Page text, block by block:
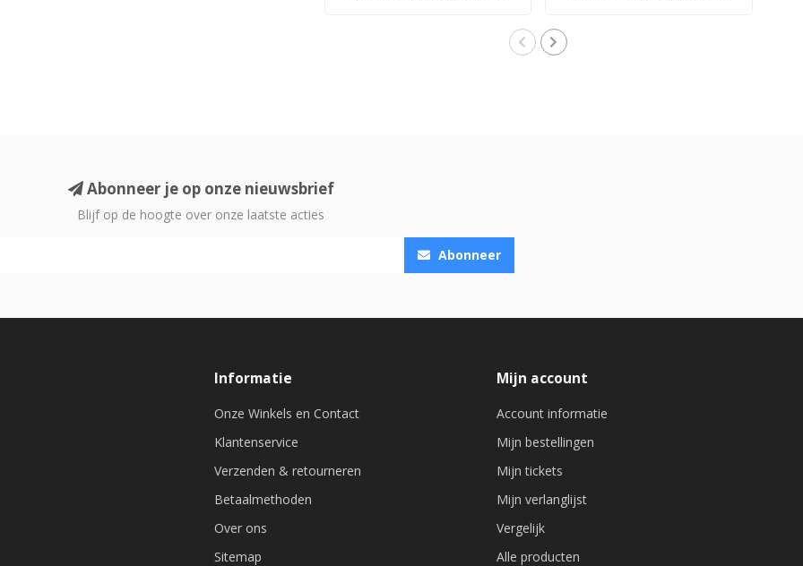
Abonneer je op onze nieuwsbrief
Blijf op de hoogte over onze laatste acties
Abonneer
Informatie
Onze Winkels en Contact
Klantenservice
Verzenden & retourneren
Betaalmethoden
Over ons
Sitemap
Mijn account
Account informatie
Mijn bestellingen
Mijn tickets
Mijn verlanglijst
Vergelijk
Alle producten